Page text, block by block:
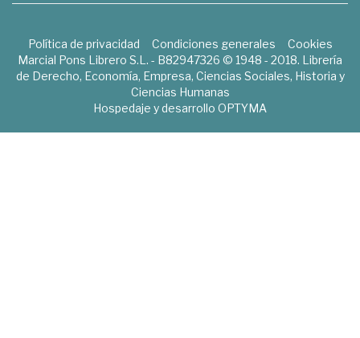
Política de privacidad Condiciones generales
Cookies
Marcial Pons Librero S.L. - B82947326 © 1948 - 2018. Librería
de Derecho, Economía, Empresa, Ciencias Sociales, Historia y
Ciencias Humanas
Hospedaje y desarrollo OPTYMA